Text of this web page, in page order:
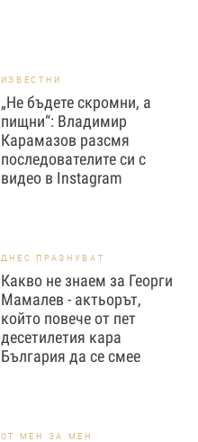
ИЗВЕСТНИ
„Не бъдете скромни, а
пищни“: Владимир
Карамазов разсмя
последователите си с
видео в Instagram
ДНЕС ПРАЗНУВАТ
Какво не знаем за Георги
Мамалев - актьорът,
който повече от пет
десетилетия кара
България да се смее
ОТ МЕН ЗА МЕН